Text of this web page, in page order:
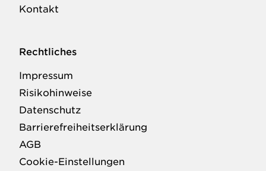
Kontakt
Rechtliches
Impressum
Risikohinweise
Datenschutz
Barrierefreiheitserklärung
AGB
Cookie-Einstellungen